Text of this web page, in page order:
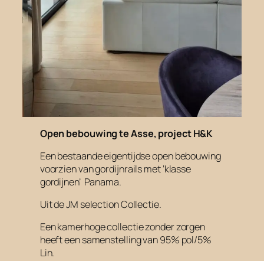
Open bebouwing te Asse, project H&K
Een bestaande eigentijdse open bebouwing
voorzien van gordijnrails met ‘klasse
gordijnen’Panama.
Uit de JM selection Collectie.
Een kamerhoge collectie zonder zorgen
heeft een samenstelling van 95% pol/5%
Lin.